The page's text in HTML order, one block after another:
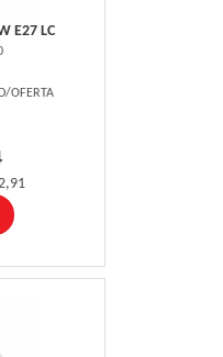
E27 LC
OFERTA